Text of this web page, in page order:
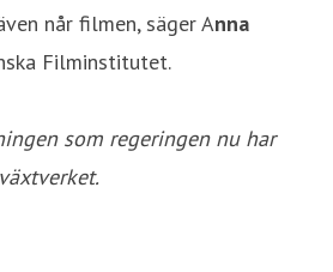
når filmen, säger Anna
Filminstitutet.
som regeringen nu har